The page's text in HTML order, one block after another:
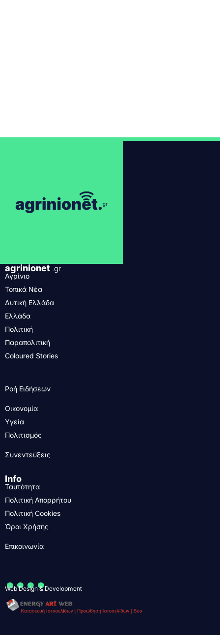
agrinionet .gr
Αγρίνιο
Τοπικά Νέα
Δυτική Ελλάδα
Ελλάδα
Πολιτική
Παραπολιτική
Coloured Stories
Ροή Ειδήσεων
Οικονομία
Υγεία
Πολιτισμός
Συνεντεύξεις
Info
Ταυτότητα
Πολιτική Απορρήτου
Πολιτική Cookies
Όροι Χρήσης
Επικοινωνία
....
Web Design & Development